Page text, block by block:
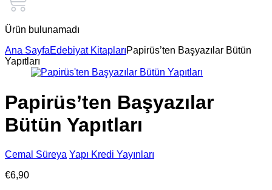
Ürün bulunamadı
Ana SayfaEdebiyat KitaplarıPapirüs’ten Başyazılar Bütün
Yapıtları
Papirüs’ten Başyazılar
Bütün Yapıtları
Cemal Süreya Yapı Kredi Yayınları
€6,90